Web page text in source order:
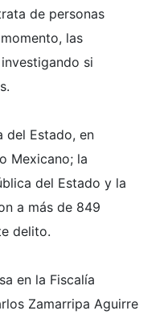
de personas
las
si
del Estado, en
Mexicano; la
del Estado y la
a más de 849
delito.
en la Fiscalía
Zamarripa Aguirre